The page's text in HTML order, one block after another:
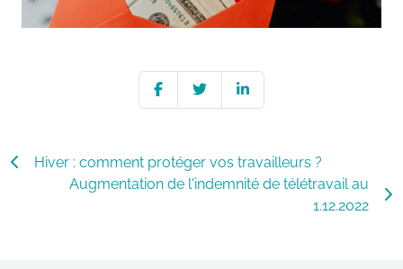
Hiver : comment protéger vos travailleurs ?
Augmentation de l'indemnité de télétravail au
1.12.2022